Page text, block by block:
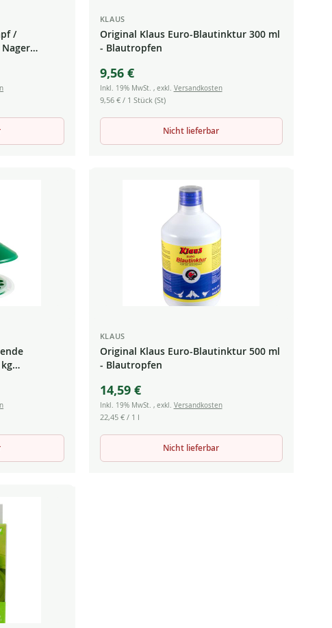
/
KLAUS
Original Klaus Euro-Blautinktur 300 ml
- Blautropfen
9,56 €
Inkl. 19% MwSt. , exkl. Versandkosten
9,56 €/ 1 Stück (St)
Nicht lieferbar
KLAUS
Original Klaus Euro-Blautinktur 500 ml
- Blautropfen
14,59 €
Inkl. 19% MwSt. , exkl. Versandkosten
22,45 €/ 1 l
Nicht lieferbar